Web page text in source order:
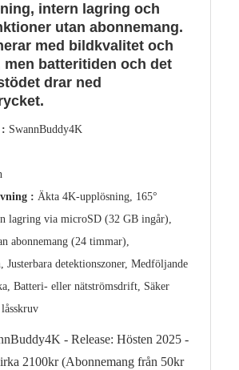
intern lagring och
utan abonnemang.
med bildkvalitet och
batteritiden och det
drar ned
SwannBuddy4K
: Äkta 4K‑upplösning, 165°
lagring via microSD (32 GB ingår),
abonnemang (24 timmar),
detektionszoner, Medföljande
Batteri- eller nätströmsdrift, Säker
- Release: Hösten 2025 -
2100kr (Abonnemang från 50kr